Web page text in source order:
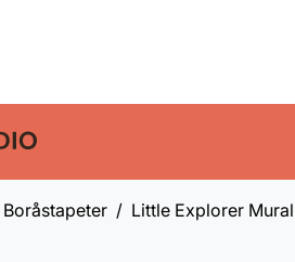
Boråstapeter Little Explorer Mural